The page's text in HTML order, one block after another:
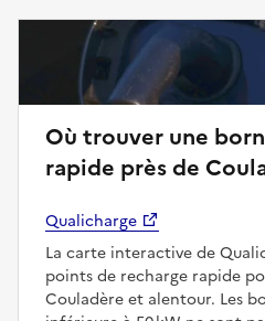
Où trouver une
rapide près de
Qualicharge
La carte interactive de
points de recharge rapide
Couladère et alentour. Les